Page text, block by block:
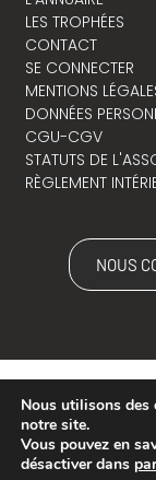
LES TROPHÉES
CONTACT
SE CONNECTER
MENTIONS
DONNÉES
CGU-CGV
STATUTS DE
RÈGLEMENT
NOUS
Nous utilisons des
notre site.
Vous pouvez en
désactiver dans